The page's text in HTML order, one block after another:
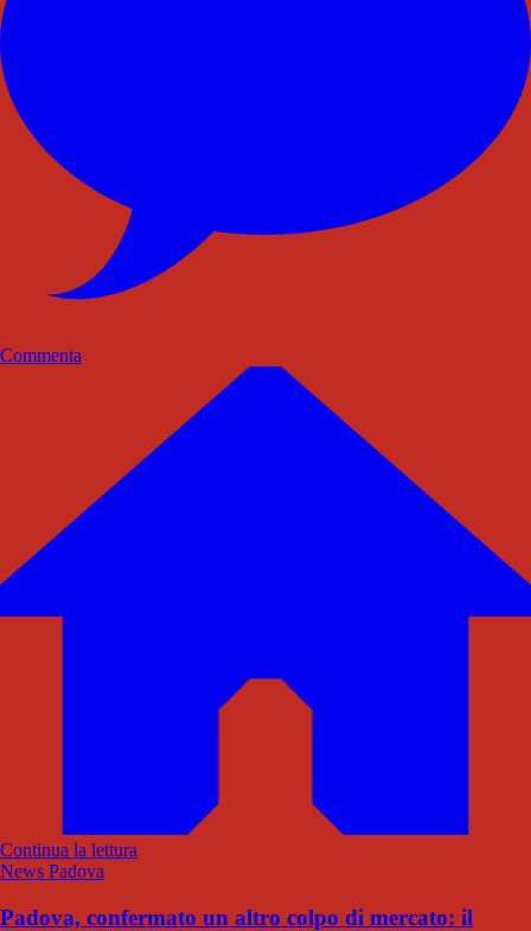
Commenta
Continua la lettura
News Padova
Padova, confermato un altro colpo di mercato: il